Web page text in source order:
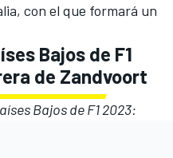
, con el que formará un
Bajos de F1
de Zandvoort
Bajos de F1 2023: